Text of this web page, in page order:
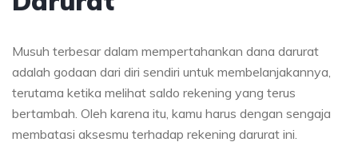
Musuh terbesar dalam mempertahankan dana darurat
adalah godaan dari diri sendiri untuk membelanjakannya,
terutama ketika melihat saldo rekening yang terus
bertambah. Oleh karena itu, kamu harus dengan sengaja
membatasi aksesmu terhadap rekening darurat ini.